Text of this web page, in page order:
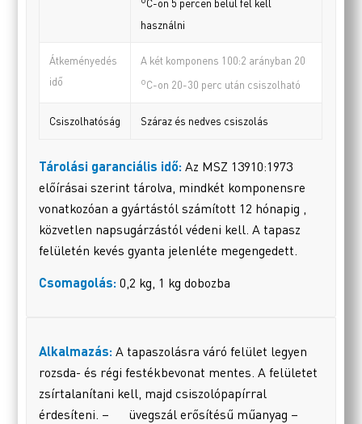
C-on 5 percen belül fel kell
használni
Átkeményedés
idő
A két komponens 100:2 arányban 20
oC-on 20-30 perc után csiszolható
Csiszolhatóság Száraz és nedves csiszolás
Tárolási garanciális idő:Az MSZ 13910:1973
előírásai szerint tárolva, mindkét komponensre
vonatkozóan a gyártástól számított 12 hónapig ,
közvetlen napsugárzástól védeni kell. A tapasz
felületén kevés gyanta jelenléte megengedett.
Csomagolás: 0,2 kg, 1 kg dobozba
Alkalmazás: A tapaszolásra váró felület legyen
rozsda- és régi festékbevonat mentes. A felületet
zsírtalanítani kell, majd csiszolópapírral
érdesíteni. – üvegszál erősítésű műanyag –